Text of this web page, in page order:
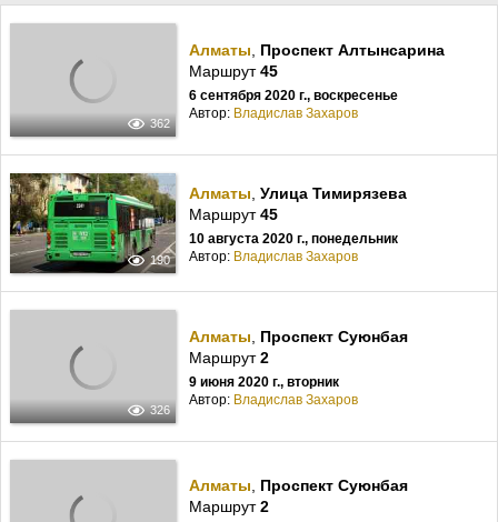
362
Алматы
Проспект Алтынсарина
Маршрут45
6 сентября 2020 г., воскресенье
Автор: Владислав Захаров
190
Алматы Улица Тимирязева
Маршрут45
10 августа 2020 г., понедельник
Автор: Владислав Захаров
326
Алматы
Проспект Суюнбая
Маршрут2
9 июня 2020 г., вторник
Автор: Владислав Захаров
Алматы, Проспект Суюнбая
Маршрут2